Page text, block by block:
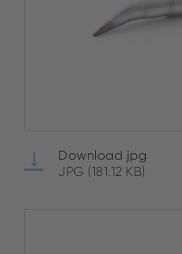
Download jpg
JPG (181.12 KB)